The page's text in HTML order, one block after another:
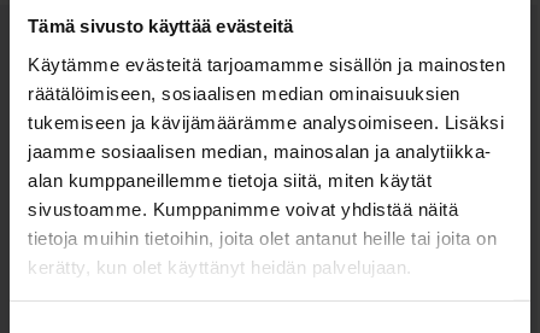
Tämä sivusto käyttää evästeitä
Käytämme evästeitä tarjoamamme sisällön ja mainosten
räätälöimiseen, sosiaalisen median ominaisuuksien
tukemiseen ja kävijämäärämme analysoimiseen. Lisäksi
jaamme sosiaalisen median, mainosalan ja analytiikka-
alan kumppaneillemme tietoja siitä, miten käytät
sivustoamme. Kumppanimme voivat yhdistää näitä
tietoja muihin tietoihin, joita olet antanut heille tai joita on
kerätty, kun olet käyttänyt heidän palvelujaan.
OTA YHTEYTTÄ
Miten voin auttaa
asuntoasioissa?
Jätä yhteystietosi, niin otan yhteyttä
Anna Merkel